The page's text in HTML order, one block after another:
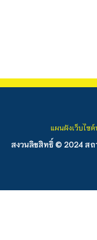
สงวนลิขสิทธิ์ © 2024 สถ
แผนผังเว็บไซต์